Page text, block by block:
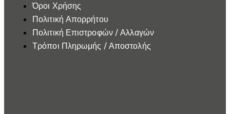
Όροι Χρήσης
Πολιτική Απορρήτου
Πολιτική Επιστροφών / Αλλαγών
Τρόποι Πληρωμής / Αποστολής